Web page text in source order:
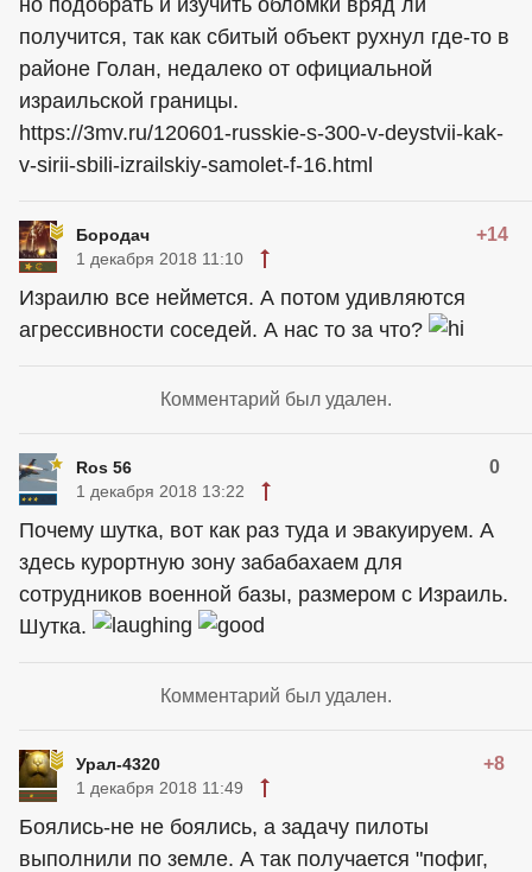
но подобрать и изучить обломки вряд ли
получится, так как сбитый объект рухнул где-то в
районе Голан, недалеко от официальной
израильской границы.
https://3mv.ru/120601-russkie-s-300-v-deystvii-kak-
v-sirii-sbili-izrailskiy-samolet-f-16.html
Бородач +14
1 декабря 2018 11:10
Израилю все неймется. А потом удивляются
агрессивности соседей. А нас то за что?
Комментарий был удален.
Ros 56 0
1 декабря 2018 13:22
Почему шутка, вот как раз туда и эвакуируем. А
здесь курортную зону забабахаем для
сотрудников военной базы, размером с Израиль.
Шутка.
Комментарий был удален.
Урал-4320 +8
1 декабря 2018 11:49
Боялись-не не боялись, а задачу пилоты
выполнили по земле. А так получается "пофиг,